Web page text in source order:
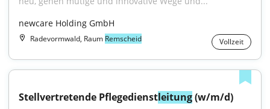
newcare Holding GmbH
Radevormwald, Raum Remscheid Vollzeit
Stellvertretende Pflegedienstleitung (w/m/d)